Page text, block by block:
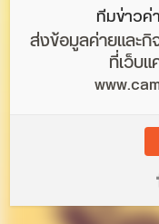
ทีมข่าวค่
ส่งข้อมูลค่ายและ
ที่เว็บ